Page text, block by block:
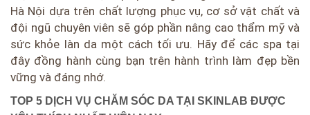
Hà Nội dựa trên chất lượng phục vụ, cơ sở vật chất và
đội ngũ chuyên viên sẽ góp phần nâng cao thẩm mỹ và
sức khỏe làn da một cách tối ưu. Hãy để các spa tại
đây đồng hành cùng bạn trên hành trình làm đẹp bền
vững và đáng nhớ.
TOP 5 DỊCH VỤ CHĂM SÓC DA TẠI SKINLAB ĐƯỢC